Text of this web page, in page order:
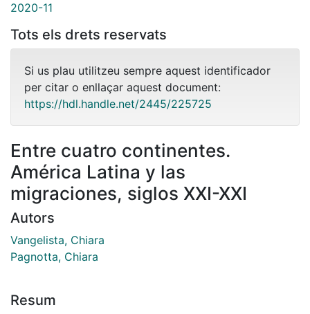
2020-11
Tots els drets reservats
Si us plau utilitzeu sempre aquest identificador
per citar o enllaçar aquest document:
https://hdl.handle.net/2445/225725
Entre cuatro continentes.
América Latina y las
migraciones, siglos XXI-XXI
Autors
Vangelista, Chiara
Pagnotta, Chiara
Resum